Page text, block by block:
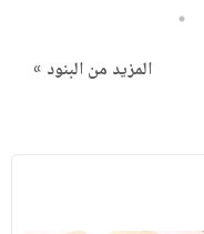
5
المزيد من البنود »